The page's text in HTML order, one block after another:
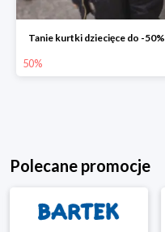
Tanie kurtki dziecięce do -50%
50%
Polecane promocje